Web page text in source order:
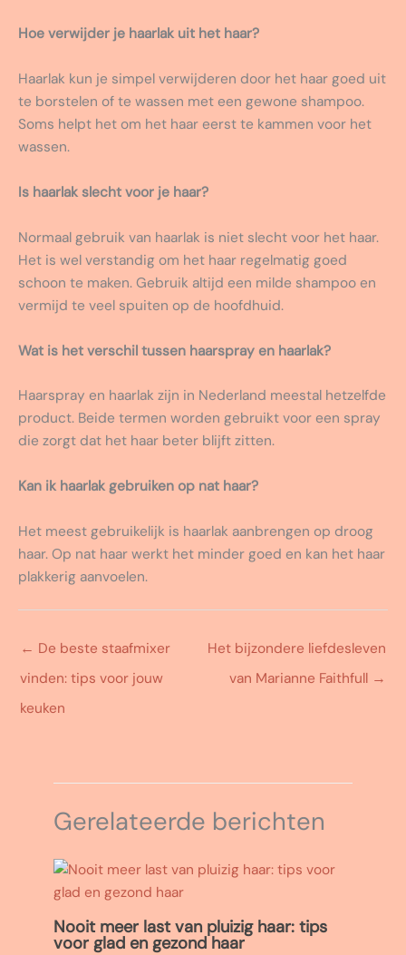
Hoe verwijder je haarlak uit het haar?
Haarlak kun je simpel verwijderen door het haar goed uit
te borstelen of te wassen met een gewone shampoo.
Soms helpt het om het haar eerst te kammen voor het
wassen.
Is haarlak slecht voor je haar?
Normaal gebruik van haarlak is niet slecht voor het haar.
Het is wel verstandig om het haar regelmatig goed
schoon te maken. Gebruik altijd een milde shampoo en
vermijd te veel spuiten op de hoofdhuid.
Wat is het verschil tussen haarspray en haarlak?
Haarspray en haarlak zijn in Nederland meestal hetzelfde
product. Beide termen worden gebruikt voor een spray
die zorgt dat het haar beter blijft zitten.
Kan ik haarlak gebruiken op nat haar?
Het meest gebruikelijk is haarlak aanbrengen op droog
haar. Op nat haar werkt het minder goed en kan het haar
plakkerig aanvoelen.
← De beste staafmixer
vinden: tips voor jouw
keuken
Het bijzondere liefdesleven
van Marianne Faithfull →
Gerelateerde berichten
Nooit meer last van pluizig haar: tips
voor glad en gezond haar